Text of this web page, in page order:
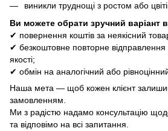
виникли труднощі з ростом або
Ви можете обрати зручний варіант
✔ повернення коштів за неякісний
✔ безкоштовне повторне відправлення
якості;
✔ обмін на аналогічний або
Наша мета — щоб кожен клієнт
замовленням.
Ми з радістю надамо консультацію
та відповімо на всі запитання.